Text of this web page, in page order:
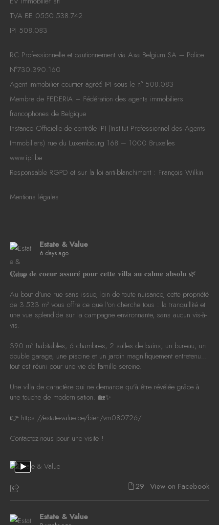
TVA BE 0550.538.742
IPI 508.083
RC Professionnelle et cautionnement via Axa Belgium SA – Police
N°730.390.160
Agent immobilier courtier agréé IPI sous le n° 508.083
Membre de FEDERIA – Fédération des agents immobiliers
francophones de Belgique
Instance Officielle de contrôle IPI (Institut Professionnel des Agents
Immobiliers) rue du Luxembourg 168 – 1000 Bruxelles
www.ipi.be
Responsable RGPD et sur la loi anti-blanchiment : François Wilkin
Mentions légales
Estate & Value
6 days ago
𝐂𝐨𝐮𝐩 𝐝𝐞 𝐜𝐨𝐞𝐮𝐫 𝐚𝐬𝐬𝐮𝐫𝐞́ 𝐩𝐨𝐮𝐫 𝐜𝐞𝐭𝐭𝐞 𝐯𝐢𝐥𝐥𝐚 𝐚𝐮 𝐜𝐚𝐥𝐦𝐞 𝐚𝐛𝐬𝐨𝐥𝐮 🌿
Au bout d'une rue sans issue, loin de toute nuisance, cette propriété
de 3.533 m² vous offre ce que l'on cherche tous : la tranquillité et
une vue splendide sur la campagne environnante, sans aucun vis-à-
vis.
390 m² habitables, 6 chambres, 2 salles de bains, un bureau, un
double garage, une piscine et un jardin magnifiquement entretenu...
tout est réuni pour une vie de famille sereine.
Une villa de caractère qui ne demande qu'à être révélée grâce à
une touche de modernisation. 🏡✨
👉 https://estate-value.be/bien/vm080726/
Contactez-nous pour une visite !
29 View on Facebook
Estate & Value